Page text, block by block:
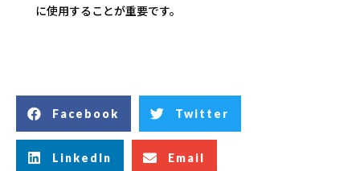
に使用することが重要です。
Facebook Twitter
LinkedIn Email